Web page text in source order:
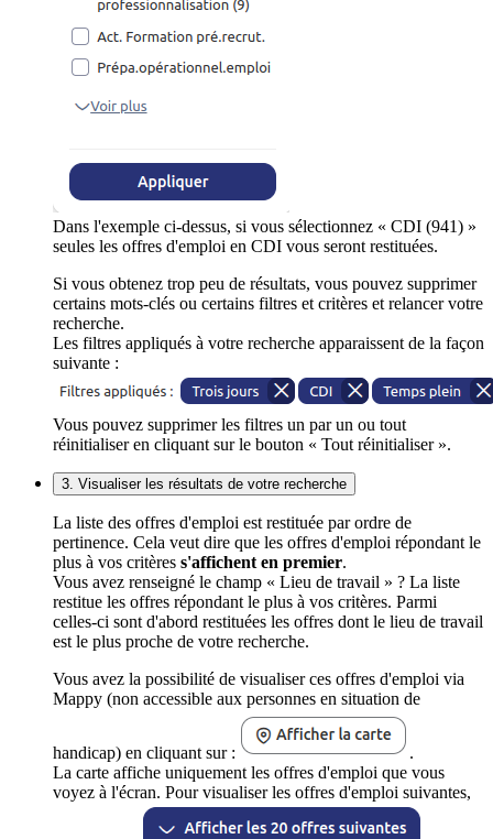
Dans l'exemple ci-dessus, si vous sélectionnez « CDI (941) »
seules les offres d'emploi en CDI vous seront restituées.
Si vous obtenez trop peu de résultats, vous pouvez supprimer
certains mots-clés ou certains filtres et critères et relancer votre
recherche.
Les filtres appliqués à votre recherche apparaissent de la façon
suivante :
Vous pouvez supprimer les filtres un par un ou tout
réinitialiser en cliquant sur le bouton « Tout réinitialiser ».
3. Visualiser les résultats de votre recherche
La liste des offres d'emploi est restituée par ordre de
pertinence. Cela veut dire que les offres d'emploi répondant le
plus à vos critères s'affichent en premier.
Vous avez renseigné le champ « Lieu de travail » ? La liste
restitue les offres répondant le plus à vos critères. Parmi
celles-ci sont d'abord restituées les offres dont le lieu de travail
est le plus proche de votre recherche.
Vous avez la possibilité de visualiser ces offres d'emploi via
Mappy (non accessible aux personnes en situation de
handicap) en cliquant sur :
.
La carte affiche uniquement les offres d'emploi que vous
voyez à l'écran. Pour visualiser les offres d'emploi suivantes,